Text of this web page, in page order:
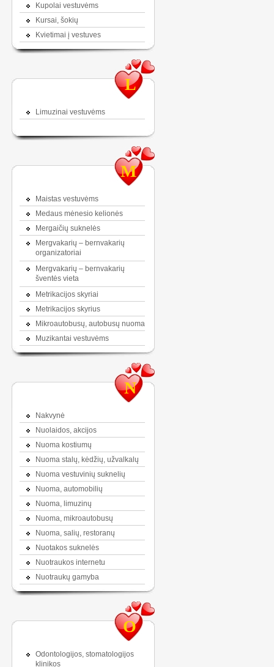
Kupolai vestuvėms
Kursai, šokių
Kvietimai į vestuves
L
Limuzinai vestuvėms
M
Maistas vestuvėms
Medaus mėnesio kelionės
Mergaičių suknelės
Mergvakarių – bernvakarių
organizatoriai
Mergvakarių – bernvakarių
šventės vieta
Metrikacijos skyriai
Metrikacijos skyrius
Mikroautobusų, autobusų nuoma
Muzikantai vestuvėms
N
Nakvynė
Nuolaidos, akcijos
Nuoma kostiumų
Nuoma stalų, kėdžių, užvalkalų
Nuoma vestuvinių suknelių
Nuoma, automobilių
Nuoma, limuzinų
Nuoma, mikroautobusų
Nuoma, salių, restoranų
Nuotakos suknelės
Nuotraukos internetu
Nuotraukų gamyba
O
Odontologijos, stomatologijos
klinikos